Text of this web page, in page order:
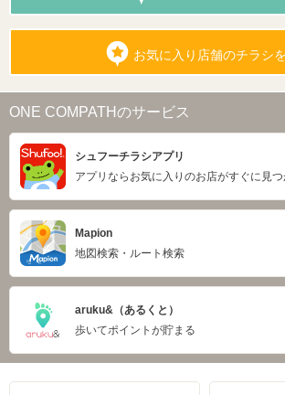
お気に入り店舗のチラシ
ONE COMPATHのサービス
シュフーチラシアプリ
アプリならお気に入りのお店がすぐに見つ
Mapion
地図検索・ルート検索
aruku&（あるくと）
歩いてポイントが貯まる